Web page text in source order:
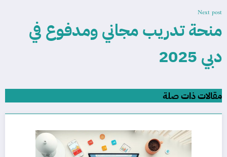
Next post
منحة تدريب مجاني ومدفوع في
دبي 2025
مقالات ذات صلة